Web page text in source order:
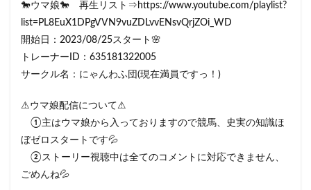
🐎ウマ娘🐎 再生リスト⇒https://www.youtube.com/playlist?
list=PL8EuX1DPgVVN9vuZDLvvENsvQrjZOi_WD
開始日：2023/08/25スタート🌸
トレーナーID：635181322005
サークル名：にゃんわふ団(現在満員ですっ！)
⚠ウマ娘配信について⚠
①主はウマ娘から入っておりますので競馬、史実の知識ほ
ぼゼロスタートです💦
②ストーリー視聴中は全てのコメントに対応できません、
ごめんね💦